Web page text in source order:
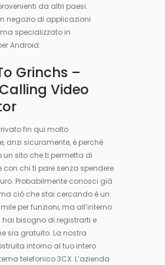
da altri paesi.
negozio di applicazioni
specializzato in
Android.
Grinchs –
Video
fin qui molto
anzi sicuramente, è perché
sito che ti permetta di
chi ti pare senza spendere
Probabilmente conosci già
ciò che stai cercando è un
per funzioni, ma all’interno
bisogno di registrarti e
sia gratuito. La nostra
intorno al tuo intero
telefonico 3CX. L’azienda